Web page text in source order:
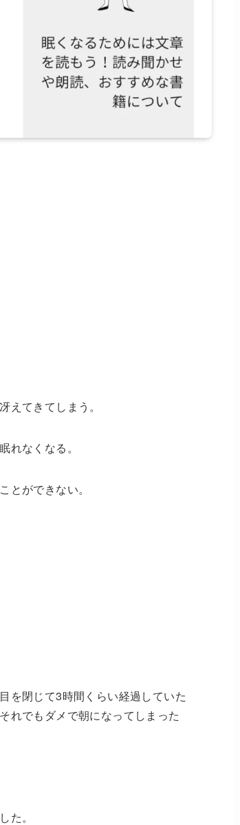
てきてしまう。
れなくなる。
とができない。
を閉じて3時間くらい経過していた
れでもダメで朝になってしまった
た。